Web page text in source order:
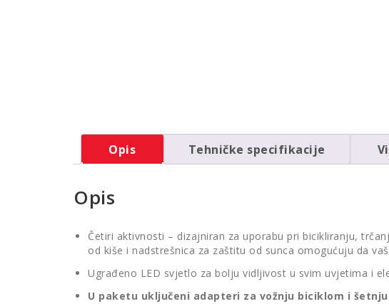
Opis Tehničke specifikacije
Opis
Četiri aktivnosti – dizajniran za uporabu pri bicikliranju,
od kiše i nadstrešnica za zaštitu od sunca omogućuju da
Ugrađeno LED svjetlo za bolju vidljivost u svim uvjetima i
U paketu uključeni adapteri za vožnju biciklom i